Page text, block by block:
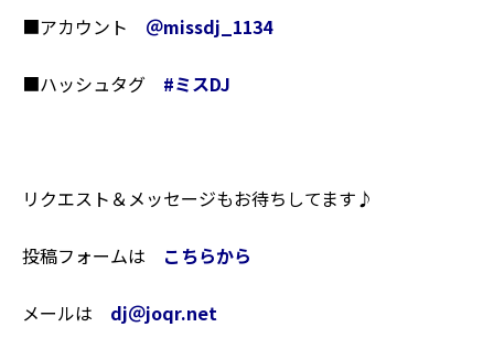
■アカウント ＠missdj_1134
■ハッシュタグ #ミスDJ
リクエスト＆メッセージもお待ちしてます♪
投稿フォームは こちらから
メールは dj＠joqr.net